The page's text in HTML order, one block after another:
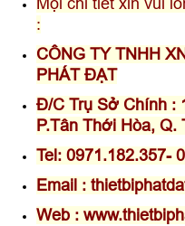
Mọi chi tiết xin vui
:
CÔNG TY TNHH
PHÁT ĐẠT
Đ/C Trụ Sở Chính :
P.Tân Thới Hòa, Q.
Tel: 0971.182.357-
Email :
Web :